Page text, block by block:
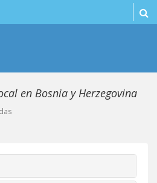
en Bosnia y Herzegovina